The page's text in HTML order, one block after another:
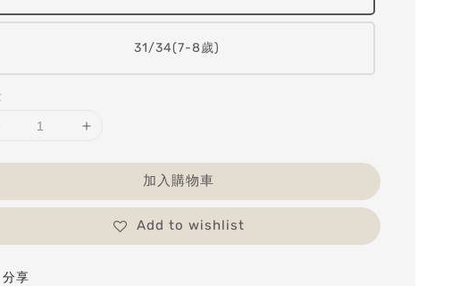
31/34(7-8歲)
加入購物車
Add to wishlist
分享